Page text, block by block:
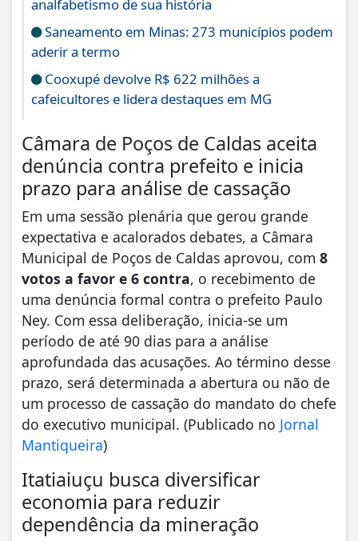
analfabetismo de sua história
Saneamento em Minas: 273 municípios podem
aderir a termo
Cooxupé devolve R$ 622 milhões a
cafeicultores e lidera destaques em MG
Câmara de Poços de Caldas aceita
denúncia contra prefeito e inicia
prazo para análise de cassação
Em uma sessão plenária que gerou grande
expectativa e acalorados debates, a Câmara
Municipal de Poços de Caldas aprovou, com 8
votos a favor e 6 contra, o recebimento de
uma denúncia formal contra o prefeito Paulo
Ney. Com essa deliberação, inicia-se um
período de até 90 dias para a análise
aprofundada das acusações. Ao término desse
prazo, será determinada a abertura ou não de
um processo de cassação do mandato do chefe
do executivo municipal. (Publicado no Jornal
Mantiqueira)
Itatiaiuçu busca diversificar
economia para reduzir
dependência da mineração